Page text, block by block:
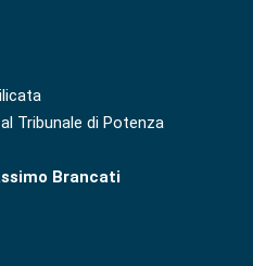
Tribunale di Potenza
Brancati